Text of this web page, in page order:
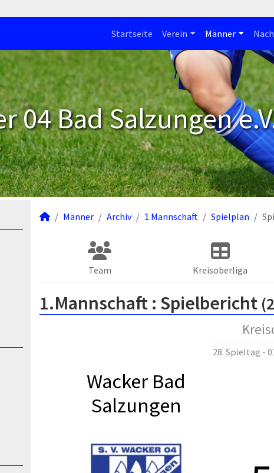
Startseite Verein Männer
04 Bad Salzungen
Männer Archiv 1.Mannschaft Spielplan
Team Kreisoberliga
1.Mannschaft : Spielbericht
28. Spieltag -
Wacker Bad
Salzungen